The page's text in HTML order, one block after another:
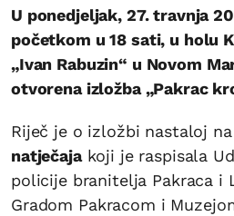
U ponedjeljak, 27. travnja
početkom u 18 sati, u holu
„Ivan Rabuzin“ u Novom
otvorena izložba „Pakrac
Riječ je o izložbi nastaloj
natječajakoji je raspisala
policije branitelja Pakraca i
Gradom Pakracom i